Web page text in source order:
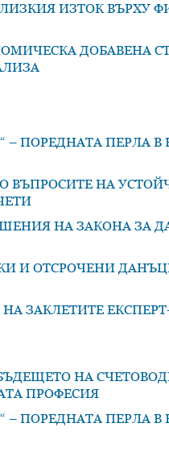
ИЗТОК ВЪРХУ
ДОБАВЕНА
ПОРЕДНАТА ПЕРЛА В
ВЪПРОСИТЕ НА
НА ЗАКОНА ЗА
И ОТСРОЧЕНИ
ЗАКЛЕТИТЕ
НА
ПРОФЕСИЯ
ПОРЕДНАТА ПЕРЛА В